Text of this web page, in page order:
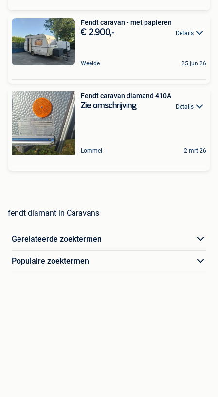
Fendt caravan - met papieren
€ 2.900,- Details
Weelde 25 jun 26
Fendt caravan diamand 410A
Zie omschrijving Details
Lommel 2 mrt 26
fendt diamant in Caravans
Gerelateerde zoektermen
Populaire zoektermen